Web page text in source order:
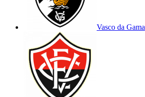
Vasco da Gama